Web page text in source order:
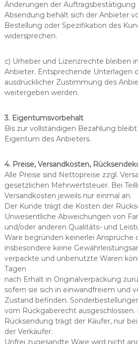
Änderungen der Auftragsbestätigung
Absendung behält sich der Anbieter
Bestellung oder Spezifikation des
widersprechen.
c) Urheber und Lizenzrechte bleiben
Anbieter. Entsprechende Unterlagen
ausdrücklicher Zustimmung des
weitergeben werden.
3. Eigentumsvorbehalt
Bis zur vollständigen Bezahlung
Eigentum des Anbieters.
4. Preise, Versandkosten,
Alle Preise sind Nettopreise zzgl.
gesetzlichen Mehrwertsteuer. Bei
Versandkosten jeweils nur einmal an.
Der Kunde trägt die Kosten der
Unwesentliche Abweichungen von
und/oder anderen Qualitäts- und
Ware begründen keinerlei Ansprüche
insbesondere keine
verpackte und unbenutzte Waren
Tagen
nach Erhalt in Originalverpackung
sofern sie sich in einwandfreiem und
Zustand befinden.
vom Rückgaberecht ausgeschlossen.
Rücksendung trägt der Käufer, nur
der Verkäufer.
Unfrei zugesandte Ware wird nicht